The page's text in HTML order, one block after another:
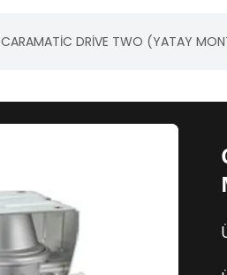
CARAMATİC DRİVE TWO (YATAY